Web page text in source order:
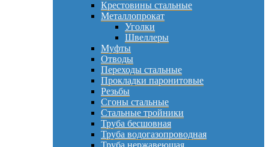
Крестовины стальные
Металлопрокат
Уголки
Швеллеры
Муфты
Отводы
Переходы стальные
Прокладки паронитовые
Резьбы
Сгоны стальные
Стальные тройники
Труба бесшовная
Труба водогазопроводная
Труба нержавеющая